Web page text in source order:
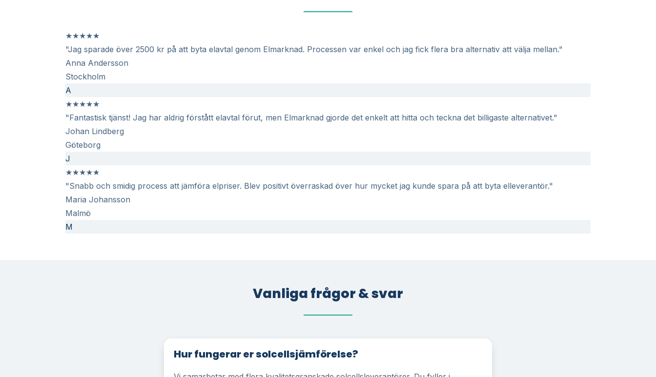
★★★★★
"Jag sparade över 2500 kr på att byta elavtal genom Elmarknad. Processen var enkel och jag fick flera bra alternativ att välja mellan."
Anna Andersson
Stockholm
A
★★★★★
"Fantastisk tjänst! Jag har aldrig förstått elavtal förut, men Elmarknad gjorde det enkelt att hitta och teckna det billigaste alternativet."
Johan Lindberg
Göteborg
J
★★★★★
"Snabb och smidig process att jämföra elpriser. Blev positivt överraskad över hur mycket jag kunde spara på att byta elleverantör."
Maria Johansson
Malmö
M
Vanliga frågor & svar
Hur fungerar er solcellsjämförelse?